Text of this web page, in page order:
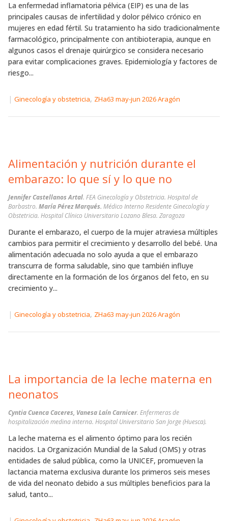
La enfermedad inflamatoria pélvica (EIP) es una de las
principales causas de infertilidad y dolor pélvico crónico en
mujeres en edad fértil. Su tratamiento ha sido tradicionalmente
farmacológico, principalmente con antibioterapia, aunque en
algunos casos el drenaje quirúrgico se considera necesario
para evitar complicaciones graves. Epidemiología y factores de
riesgo...
| Ginecología y obstetricia, ZHa63 may-jun 2026 Aragón
Alimentación y nutrición durante el
embarazo: lo que sí y lo que no
Jennifer Castellanos Artal. FEA Ginecología y Obstetricia. Hospital de
Barbastro. María Pérez Marqués. Médico Interno Residente Ginecología y
Obstetricia. Hospital Clínico Universitario Lozano Blesa. Zaragoza
Durante el embarazo, el cuerpo de la mujer atraviesa múltiples
cambios para permitir el crecimiento y desarrollo del bebé. Una
alimentación adecuada no solo ayuda a que el embarazo
transcurra de forma saludable, sino que también influye
directamente en la formación de los órganos del feto, en su
crecimiento y...
| Ginecología y obstetricia, ZHa63 may-jun 2026 Aragón
La importancia de la leche materna en
neonatos
Cyntia Cuenca Caceres, Vanesa Laín Carnicer. Enfermeras de
hospitalización medina interna. Hospital Universitario San Jorge (Huesca).
La leche materna es el alimento óptimo para los recién
nacidos. La Organización Mundial de la Salud (OMS) y otras
entidades de salud pública, como la UNICEF, promueven la
lactancia materna exclusiva durante los primeros seis meses
de vida del neonato debido a sus múltiples beneficios para la
salud, tanto...